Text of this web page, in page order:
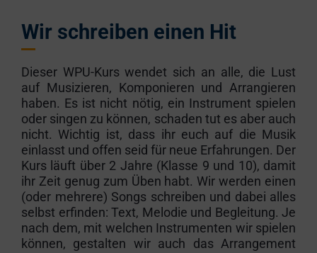
Wir schreiben einen Hit
Dieser WPU-Kurs wendet sich an alle, die Lust
auf Musizieren, Komponieren und Arrangieren
haben. Es ist nicht nötig, ein Instrument spielen
oder singen zu können, schaden tut es aber auch
nicht. Wichtig ist, dass ihr euch auf die Musik
einlasst und offen seid für neue Erfahrungen. Der
Kurs läuft über 2 Jahre (Klasse 9 und 10), damit
ihr Zeit genug zum Üben habt. Wir werden einen
(oder mehrere) Songs schreiben und dabei alles
selbst erfinden: Text, Melodie und Begleitung. Je
nach dem, mit welchen Instrumenten wir spielen
können, gestalten wir auch das Arrangement